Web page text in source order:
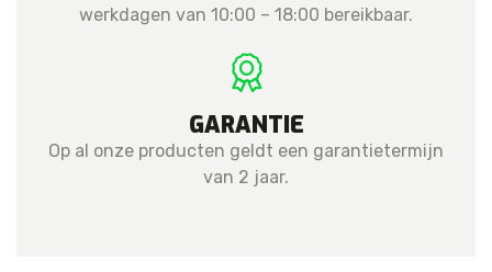
werkdagen van 10:00 – 18:00 bereikbaar.
GARANTIE
Op al onze producten geldt een garantietermijn
van 2 jaar.